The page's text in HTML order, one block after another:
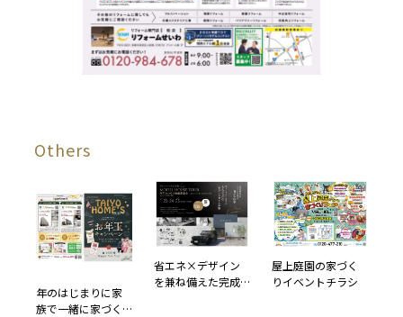
Others
年のはじまりに家
族で一緒に家づく
省エネ×デザイン
を兼ね備えた完成
屋上庭園の家づく
りイベントチラシ